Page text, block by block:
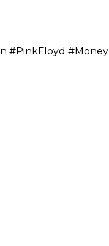
#PinkFloyd #Money